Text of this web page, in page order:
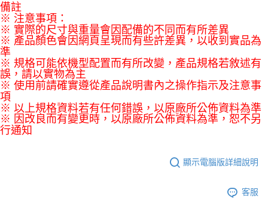
備註
※ 注意事項：
※ 實際的尺寸與重量會因配備的不同而有所差異
※ 產品顏色會因網頁呈現而有些許差異，以收到實品為
準
※ 規格可能依機型配置而有所改變，產品規格若敘述有
誤，請以實物為主
※ 使用前請確實遵從產品說明書內之操作指示及注意事
項
※ 以上規格資料若有任何錯誤，以原廠所公佈資料為準
※ 因改良而有變更時，以原廠所公佈資料為準，恕不另
行通知
顯示電腦版詳細說明
客服